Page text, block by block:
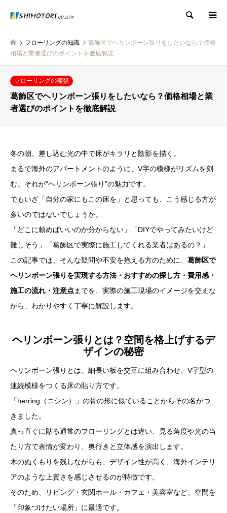
検索
フローリングの知識
葛飾区でヘリンボーン張りをしたいなら？価格
相場と業者選びのポイントを徹底解説
フローリングの種類
葛飾区でヘリンボーン張りをしたいなら？価格相場と業
者選びのポイントを徹底解説
冬の朝、差し込む光の中で床がキラリと陰影を描く。
まるで海外のアパートメントのように、V字の模様がリズムを刻
む。それが“ヘリンボーン張り”の魅力です。
でもいざ「自分の家にもこの床を」と思っても、こう感じる方が
多いのではないでしょうか。
「どこに頼めばいいのか分からない」「DIYでやってみたいけど
難しそう」「葛飾区で実際に施工してくれる業者はあるの？」
この記事では、そんな疑問や不安を抱える方のために、 葛飾区で
ヘリンボーン張りを実現する方法・おすすめの探し方・費用感・
施工の流れ・注意点までを、実際の施工現場のイメージを交えな
がら、わかりやすく丁寧に解説します。
ヘリンボーン張りとは？空間を格上げするデ
ザインの秘密
ヘリンボーン張りとは、細長い板を交互に組み合わせ、V字型の
連続模様をつくる床の貼り方です。
「herring（ニシン）」の骨の形に似ていることからその名がつ
きました。
真っ直ぐに貼る通常のフローリングとは違い、見る角度や光の当
たり方で表情が変わり、奥行きと立体感を演出します。
木のぬくもりを残しながらも、デザイン性が高く、海外インテリ
アのような上質さを感じさせるのが特徴です。
そのため、リビング・玄関ホール・カフェ・美容室など、空間を
「印象づけたい場所」に最適です。